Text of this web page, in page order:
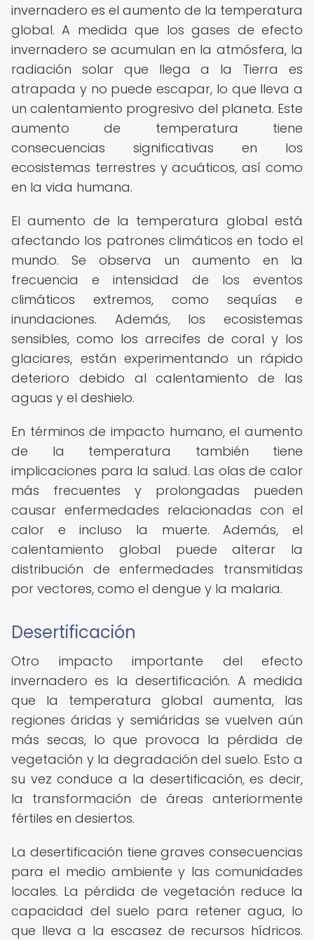
invernadero es el aumento de la temperatura
global. A medida que los gases de efecto
invernadero se acumulan en la atmósfera, la
radiación solar que llega a la Tierra es
atrapada y no puede escapar, lo que lleva a
un calentamiento progresivo del planeta. Este
aumento de temperatura tiene
consecuencias significativas en los
ecosistemas terrestres y acuáticos, así como
en la vida humana.
El aumento de la temperatura global está
afectando los patrones climáticos en todo el
mundo. Se observa un aumento en la
frecuencia e intensidad de los eventos
climáticos extremos, como sequías e
inundaciones. Además, los ecosistemas
sensibles, como los arrecifes de coral y los
glaciares, están experimentando un rápido
deterioro debido al calentamiento de las
aguas y el deshielo.
En términos de impacto humano, el aumento
de la temperatura también tiene
implicaciones para la salud. Las olas de calor
más frecuentes y prolongadas pueden
causar enfermedades relacionadas con el
calor e incluso la muerte. Además, el
calentamiento global puede alterar la
distribución de enfermedades transmitidas
por vectores, como el dengue y la malaria.
Desertificación
Otro impacto importante del efecto
invernadero es la desertificación. A medida
que la temperatura global aumenta, las
regiones áridas y semiáridas se vuelven aún
más secas, lo que provoca la pérdida de
vegetación y la degradación del suelo. Esto a
su vez conduce a la desertificación, es decir,
la transformación de áreas anteriormente
fértiles en desiertos.
La desertificación tiene graves consecuencias
para el medio ambiente y las comunidades
locales. La pérdida de vegetación reduce la
capacidad del suelo para retener agua, lo
que lleva a la escasez de recursos hídricos.